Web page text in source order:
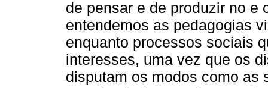
de pensar e de produzir no e
entendemos as pedagogias
enquanto processos sociais
interesses, uma vez que os
disputam os modos como as